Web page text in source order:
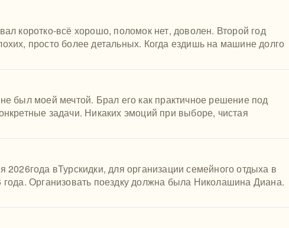
коротко-всё хорошо, поломок нет, доволен. Второй год
просто более детальных. Когда ездишь на машине долго
был моей мечтой. Брал его как практичное решение под
задачи. Никаких эмоций при выборе, чистая
2026года вТурскидки, для организации семейного отдыха в
Организовать поездку должна была Николашина Диана.